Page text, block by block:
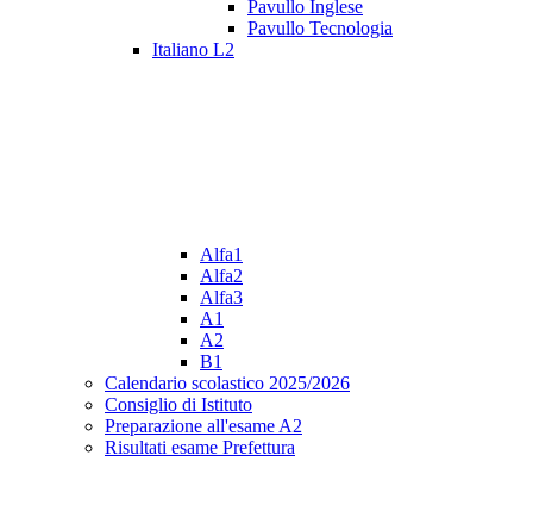
Pavullo Inglese
Pavullo Tecnologia
Italiano L2
Alfa1
Alfa2
Alfa3
A1
A2
B1
Calendario scolastico 2025/2026
Consiglio di Istituto
Preparazione all'esame A2
Risultati esame Prefettura